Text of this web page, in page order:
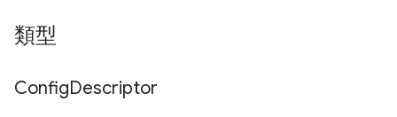
類型
ConfigDescriptor